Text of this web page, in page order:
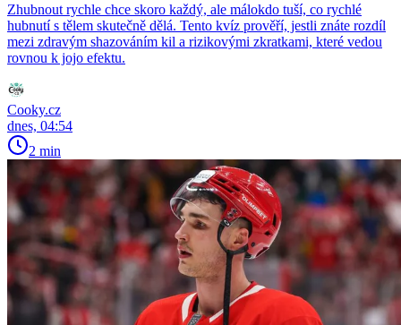
Zhubnout rychle chce skoro každý, ale málokdo tuší, co rychlé
hubnutí s tělem skutečně dělá. Tento kvíz prověří, jestli znáte rozdíl
mezi zdravým shazováním kil a rizikovými zkratkami, které vedou
rovnou k jojo efektu.
Cooky.cz
dnes, 04:54
2 min